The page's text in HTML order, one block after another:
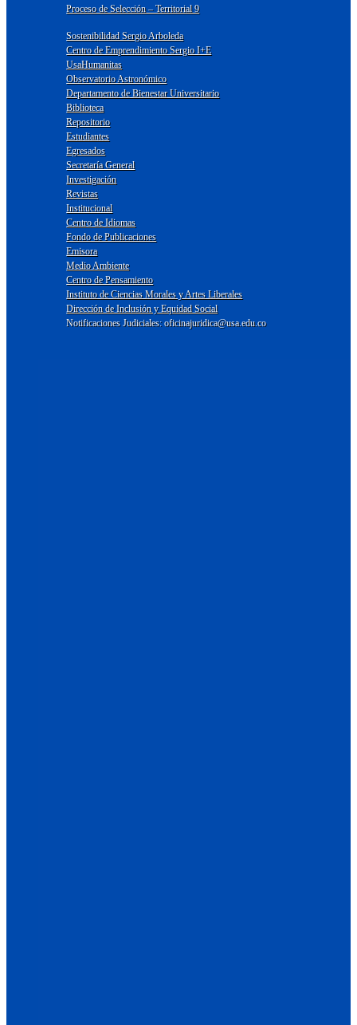
Proceso de Selección – Territorial 9
Sostenibilidad Sergio Arboleda
Centro de Emprendimiento Sergio I+E
UsaHumanitas
Observatorio Astronómico
Departamento de Bienestar Universitario
Biblioteca
Repositorio
Estudiantes
Egresados
Secretaría General
Investigación
Revistas
Institucional
Centro de Idiomas
Fondo de Publicaciones
Emisora
Medio Ambiente
Centro de Pensamiento
Instituto de Ciencias Morales y Artes Liberales
Dirección de Inclusión y Equidad Social
Notificaciones Judiciales: oficinajuridica@usa.edu.co